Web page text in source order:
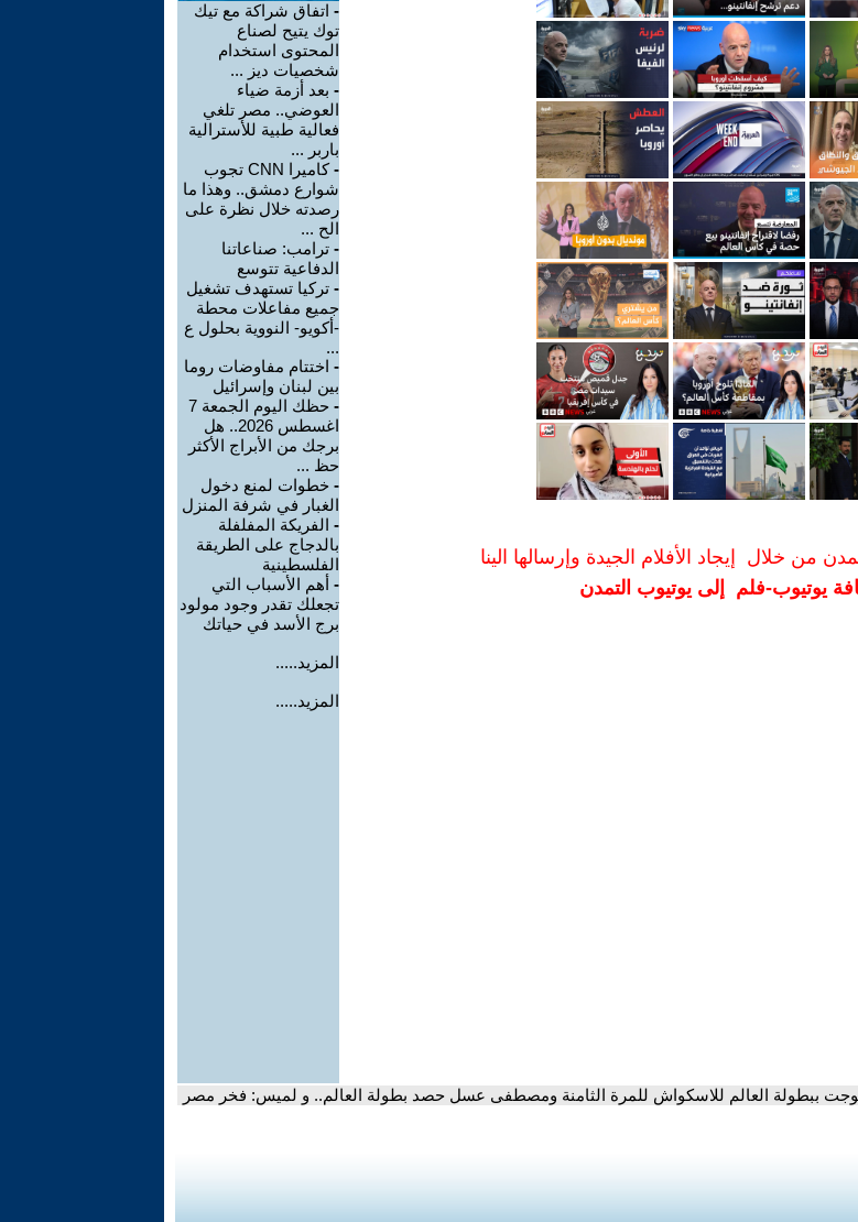
من خلال إيجاد الأفلام الجيدة وإرسالها الينا
يوتيوب-فلم إلى يوتيوب التمدن
- اتفاق شراكة مع تيك
توك يتيح لصناع
المحتوى استخدام
شخصيات ديز ...
- بعد أزمة ضياء
العوضي.. مصر تلغي
فعالية طبية للأسترالية
باربر ...
-
كاميرا CNN تجوب
شوارع دمشق.. وهذا ما
رصدته خلال نظرة على
الح ...
- ترامب: صناعاتنا
الدفاعية تتوسع
- تركيا تستهدف تشغيل
جميع مفاعلات محطة
-أكويو- النووية بحلول ع
...
- اختتام مفاوضات روما
بين لبنان وإسرائيل
-
حظك اليوم الجمعة 7
اغسطس 2026.. هل
برجك من الأبراج الأكثر
حظ ...
- خطوات لمنع دخول
الغبار في شرفة المنزل
- الفريكة المفلفلة
بالدجاج على الطريقة
الفلسطينية
- أهم الأسباب التي
تجعلك تقدر وجود مولود
برج الأسد في حياتك
المزيد.....
المزيد.....
ببطولة العالم للاسكواش للمرة الثامنة ومصطفى عسل حصد بطولة العالم.. و لميس: فخر مصر